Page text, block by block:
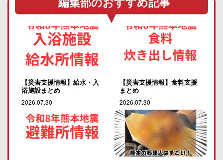
【災害支援情報】給水・入
浴施設まとめ
2026.07.30
【災害支援情報】食料支援
まとめ
2026.07.30